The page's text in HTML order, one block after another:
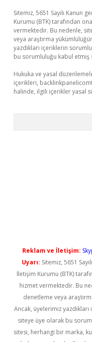
Sitemiz, 5651 Sayılı Kanun
Kurumu (BTK) tarafından
vermektedir. Bu nedenle,
veya araştırma
yazdıkları içeriklerin
bu sorumluluğu kabul etmiş
Hukuka ve yasal
içerikleri,
halinde, ilgili içerikler yasal
Reklam ve İletişim:
Uyarı: Sitemiz, 5651
İletişim Kurumu (BTK)
hizmet vermektedir. Bu
denetleme veya
Ancak, üyelerimiz
siteye üye olarak bu
sitesi, herhangi bir marka,